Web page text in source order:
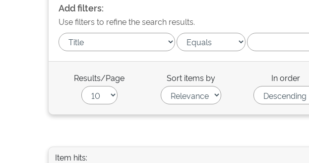
Add filters:
Use filters to refine the search results.
Results/Page Sort items by In order
Item hits: